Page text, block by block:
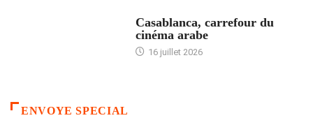
Casablanca, carrefour du
cinéma arabe
16 juillet 2026
ENVOYE SPECIAL